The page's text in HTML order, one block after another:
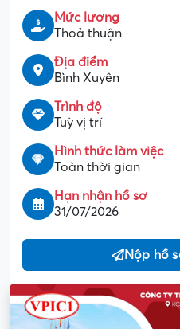
Mức lương
Thoả thuận
Địa điểm
Bình Xuyên
Trình độ
Tuỳ vị trí
Hình thức làm việc
Toàn thời gian
Hạn nhận hồ sơ
31/07/2026
Nộp hồ